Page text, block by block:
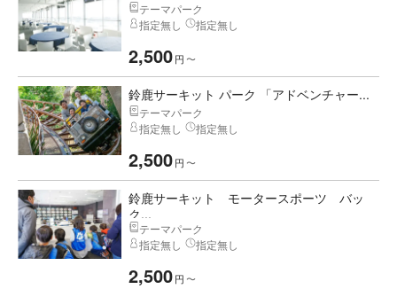
テーマパーク
指定無し
指定無し
2,500円 〜
鈴鹿サーキット パーク 「アドベンチャー...
テーマパーク
指定無し
指定無し
2,500円 〜
鈴鹿サーキット モータースポーツ バッ
ク...
テーマパーク
指定無し
指定無し
2,500円 〜